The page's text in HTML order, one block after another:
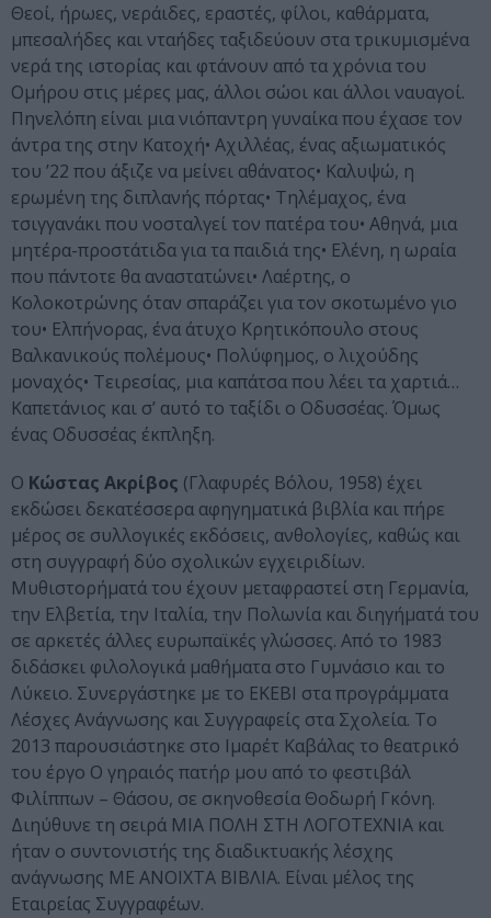
Θεοί, ήρωες, νεράιδες, εραστές, φίλοι, καθάρματα,
μπεσαλήδες και νταήδες ταξιδεύουν στα τρικυμισμένα
νερά της ιστορίας και φτάνουν από τα χρόνια του
Ομήρου στις μέρες μας, άλλοι σώοι και άλλοι ναυαγοί.
Πηνελόπη είναι μια νιόπαντρη γυναίκα που έχασε τον
άντρα της στην Κατοχή• Αχιλλέας, ένας αξιωματικός
του ’22 που άξιζε να μείνει αθάνατος• Καλυψώ, η
ερωμένη της διπλανής πόρτας• Τηλέμαχος, ένα
τσιγγανάκι που νοσταλγεί τον πατέρα του• Αθηνά, μια
μητέρα-προστάτιδα για τα παιδιά της• Ελένη, η ωραία
που πάντοτε θα αναστατώνει• Λαέρτης, ο
Κολοκοτρώνης όταν σπαράζει για τον σκοτωμένο γιο
του• Ελπήνορας, ένα άτυχο Κρητικόπουλο στους
Βαλκανικούς πολέμους• Πολύφημος, ο λιχούδης
μοναχός• Τειρεσίας, μια καπάτσα που λέει τα χαρτιά…
Καπετάνιος και σ’ αυτό το ταξίδι ο Οδυσσέας. Όμως
ένας Οδυσσέας έκπληξη.
Ο Κώστας Ακρίβος (Γλαφυρές Βόλου, 1958) έχει
εκδώσει δεκατέσσερα αφηγηματικά βιβλία και πήρε
μέρος σε συλλογικές εκδόσεις, ανθολογίες, καθώς και
στη συγγραφή δύο σχολικών εγχειριδίων.
Μυθιστορήματά του έχουν μεταφραστεί στη Γερμανία,
την Ελβετία, την Ιταλία, την Πολωνία και διηγήματά του
σε αρκετές άλλες ευρωπαϊκές γλώσσες. Από το 1983
διδάσκει φιλολογικά μαθήματα στο Γυμνάσιο και το
Λύκειο. Συνεργάστηκε με το ΕΚΕΒΙ στα προγράμματα
Λέσχες Ανάγνωσης και Συγγραφείς στα Σχολεία. Το
2013 παρουσιάστηκε στο Ιμαρέτ Καβάλας το θεατρικό
του έργο Ο γηραιός πατήρ μου από το φεστιβάλ
Φιλίππων – Θάσου, σε σκηνοθεσία Θοδωρή Γκόνη.
Διηύθυνε τη σειρά ΜΙΑ ΠΟΛΗ ΣΤΗ ΛΟΓΟΤΕΧΝΙΑ και
ήταν ο συντονιστής της διαδικτυακής λέσχης
ανάγνωσης ΜΕ ΑΝΟΙΧΤΑ ΒΙΒΛΙΑ. Είναι μέλος της
Εταιρείας Συγγραφέων.